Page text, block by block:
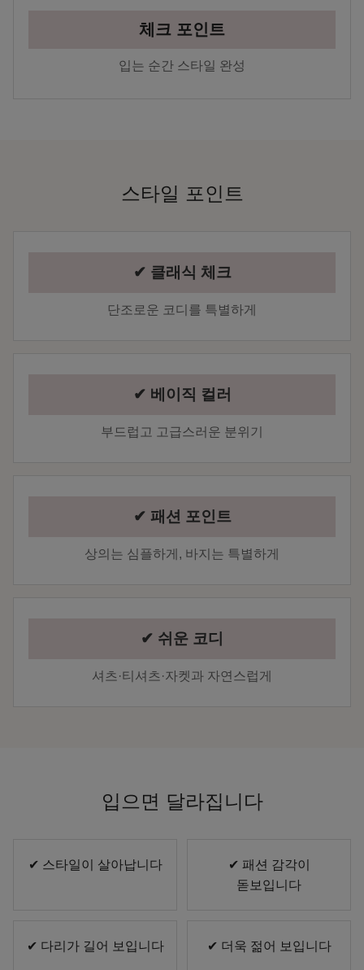
체크 포인트
입는 순간 스타일 완성
스타일 포인트
✔ 클래식 체크
단조로운 코디를 특별하게
✔ 베이직 컬러
부드럽고 고급스러운 분위기
✔ 패션 포인트
상의는 심플하게, 바지는 특별하게
✔ 쉬운 코디
셔츠·티셔츠·자켓과 자연스럽게
입으면 달라집니다
✔ 스타일이 살아납니다
✔ 패션 감각이
돋보입니다
✔ 다리가 길어 보입니다 ✔ 더욱 젊어 보입니다